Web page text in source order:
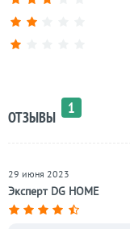
ОТЗЫВЫ
1
Эксперт DG HOME
29 июня 2023